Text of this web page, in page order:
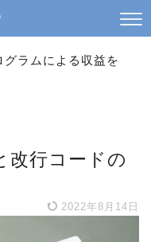
ラムによる収益を
改行コードの
2022年8月14日